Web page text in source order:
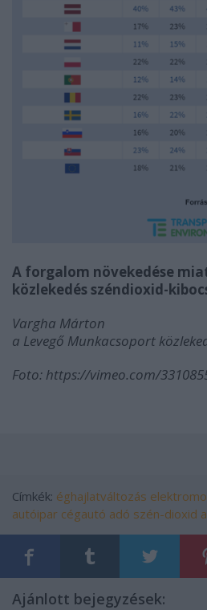
A forgalom növekedése
közlekedés széndioxid-
Vargha Márton
a Levegő Munkacsoport
Foto: https://vimeo.com/
Címkék: éghajlatváltozás
autóipar cégautó adó szén-dioxid
Ajánlott bejegyzések: